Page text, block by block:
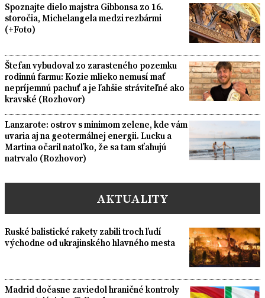
Spoznajte dielo majstra Gibbonsa zo 16.
storočia, Michelangela medzi rezbármi
(+Foto)
Štefan vybudoval zo zarasteného pozemku
rodinnú farmu: Kozie mlieko nemusí mať
nepríjemnú pachuť a je ľahšie stráviteľné ako
kravské (Rozhovor)
Lanzarote: ostrov s minimom zelene, kde vám
uvaria aj na geotermálnej energii. Lucku a
Martina očaril natoľko, že sa tam sťahujú
natrvalo (Rozhovor)
AKTUALITY
Ruské balistické rakety zabili troch ľudí
východne od ukrajinského hlavného mesta
Madrid dočasne zaviedol hraničné kontroly